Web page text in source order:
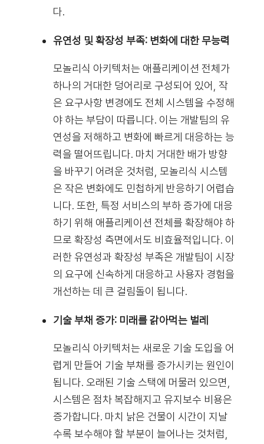
다.
유연성 및 확장성 부족: 변화에 대한 무능력
모놀리식 아키텍처는 애플리케이션 전체가
하나의 거대한 덩어리로 구성되어 있어, 작
은 요구사항 변경에도 전체 시스템을 수정해
야 하는 부담이 따릅니다. 이는 개발팀의 유
연성을 저해하고 변화에 빠르게 대응하는 능
력을 떨어뜨립니다. 마치 거대한 배가 방향
을 바꾸기 어려운 것처럼, 모놀리식 시스템
은 작은 변화에도 민첩하게 반응하기 어렵습
니다. 또한, 특정 서비스의 부하 증가에 대응
하기 위해 애플리케이션 전체를 확장해야 하
므로 확장성 측면에서도 비효율적입니다. 이
러한 유연성과 확장성 부족은 개발팀이 시장
의 요구에 신속하게 대응하고 사용자 경험을
개선하는 데 큰 걸림돌이 됩니다.
기술 부채 증가: 미래를 갉아먹는 벌레
모놀리식 아키텍처는 새로운 기술 도입을 어
렵게 만들어 기술 부채를 증가시키는 원인이
됩니다. 오래된 기술 스택에 머물러 있으면,
시스템은 점차 복잡해지고 유지보수 비용은
증가합니다. 마치 낡은 건물이 시간이 지날
수록 보수해야 할 부분이 늘어나는 것처럼,